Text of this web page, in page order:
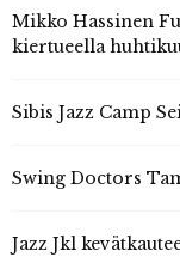
Mikko Hassinen
kiertueella
Sibis Jazz Camp
Swing Doctors
Jazz Jkl